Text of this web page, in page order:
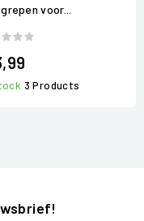
voor...
3 Products